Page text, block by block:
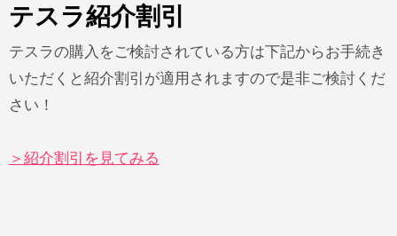
テスラ紹介割引
テスラの購入をご検討されている方は下記からお手続き
いただくと紹介割引が適用されますので是非ご検討くだ
さい！
＞紹介割引を見てみる